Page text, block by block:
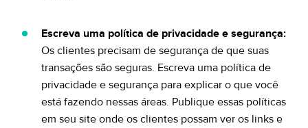
Escreva uma política de privacidade e segurança:
Os clientes precisam de segurança de que suas
transações são seguras. Escreva uma política de
privacidade e segurança para explicar o que você
está fazendo nessas áreas. Publique essas políticas
em seu site onde os clientes possam ver os links e